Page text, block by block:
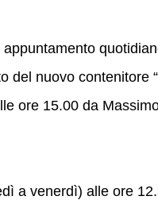
del nuovo contenitore
ore 15.00 da
a venerdì) alle ore